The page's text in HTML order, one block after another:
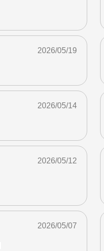
2026/05/19
2026/05/14
2026/05/12
2026/05/07